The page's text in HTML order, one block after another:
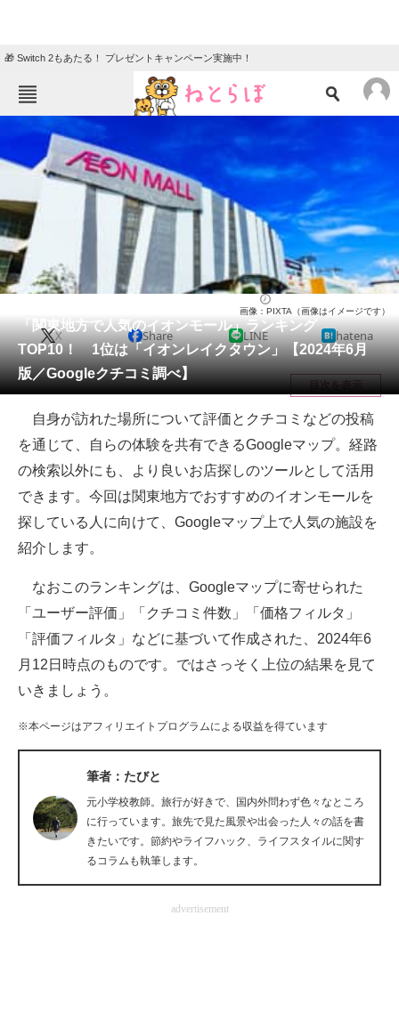
🎁 Switch 2もあたる！ プレゼントキャンペーン実施中！
ねとらぼメニュー
ニュース
エンタメ クイズ
グルメ 地域
住まい 教育・育児
動物 リサーチ
会員記事
メディア
注目記事を集めた総合ページ
ITの今と未来を見通す
スマホと通信の最新トレンド
進化するPCとデバイスの未来
好きが集まる 比べて選べる
ビジネスと働き方のヒント
企業ITのトレンドを詳説
ITエンジニア向け専門サイト
企業向けIT製品の総合サイト
IT製品の技術・比較・事例
「関東地方で人気のイオンモール」ランキング
TOP10！ 1位は「イオンレイクタウン」【2024年6月
版／Googleクチコミ調べ】
画像：PIXTA（画像はイメージです）
X Share LINE hatena
目次を表示
自身が訪れた場所について評価とクチコミなどの投稿
を通じて、自らの体験を共有できるGoogleマップ。経路
の検索以外にも、より良いお店探しのツールとして活用
できます。今回は関東地方でおすすめのイオンモールを
探している人に向けて、Googleマップ上で人気の施設を
紹介します。
なおこのランキングは、Googleマップに寄せられた
「ユーザー評価」「クチコミ件数」「価格フィルタ」
「評価フィルタ」などに基づいて作成された、2024年6
月12日時点のものです。ではさっそく上位の結果を見て
いきましょう。
※本ページはアフィリエイトプログラムによる収益を得ています
筆者：たびと
元小学校教師。旅行が好きで、国内外問わず色々なところ
に行っています。旅先で見た風景や出会った人々の話を書
きたいです。節約やライフハック、ライフスタイルに関す
るコラムも執筆します。
advertisement